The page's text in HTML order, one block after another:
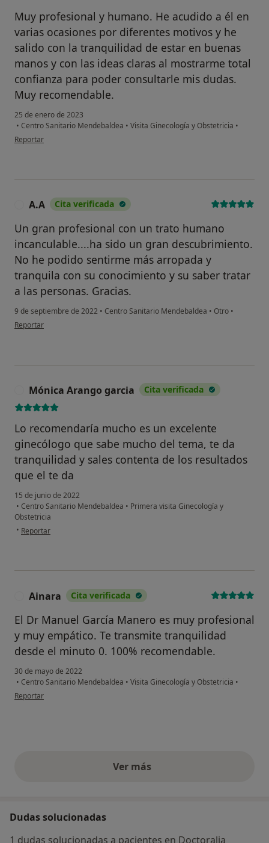
Muy profesional y humano. He acudido a él en
varias ocasiones por diferentes motivos y he
salido con la tranquilidad de estar en buenas
manos y con las ideas claras al mostrarme total
confianza para poder consultarle mis dudas.
Muy recomendable.
25 de enero de 2023
• Centro Sanitario Mendebaldea • Visita Ginecología y Obstetricia •
en opinión del usuario A.Z.
Reportar
A.A Cita verificada
Un gran profesional con un trato humano
incanculable....ha sido un gran descubrimiento.
No he podido sentirme más arropada y
tranquila con su conocimiento y su saber tratar
a las personas. Gracias.
9 de septiembre de 2022 • Centro Sanitario Mendebaldea • Otro •
en opinión del usuario A.A
Reportar
Mónica Arango garcia Cita verificada
Lo recomendaría mucho es un excelente
ginecólogo que sabe mucho del tema, te da
tranquilidad y sales contenta de los resultados
que el te da
15 de junio de 2022
• Centro Sanitario Mendebaldea • Primera visita Ginecología y
Obstetricia
• en opinión del usuario Mónica Arango garcia
Reportar
Ainara Cita verificada
El Dr Manuel García Manero es muy profesional
y muy empático. Te transmite tranquilidad
desde el minuto 0. 100% recomendable.
30 de mayo de 2022
• Centro Sanitario Mendebaldea • Visita Ginecología y Obstetricia •
en opinión del usuario Ainara
Reportar
Ver másopiniones anteriores
Dudas solucionadas
1 dudas solucionadas a pacientes en Doctoralia